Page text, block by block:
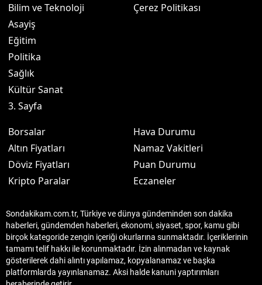
Bilim ve Teknoloji
Asayiş
Eğitim
Politika
Sağlık
Kültür Sanat
3. Sayfa
Çerez Politikası
Borsalar
Altın Fiyatları
Döviz Fiyatları
Kripto Paralar
Hava Durumu
Namaz Vakitleri
Puan Durumu
Eczaneler
Sondakikam.com.tr, Türkiye ve dünya gündeminden son dakika
haberleri, gündemden haberleri, ekonomi, siyaset, spor, kamu gibi
birçok kategoride zengin içeriği okurlarına sunmaktadır. İçeriklerinin
tamamı telif hakkı ile korunmaktadır. İzin alınmadan ve kaynak
gösterilerek dahi alıntı yapılamaz, kopyalanamaz ve başka
platformlarda yayınlanamaz. Aksi halde kanuni yaptırımları